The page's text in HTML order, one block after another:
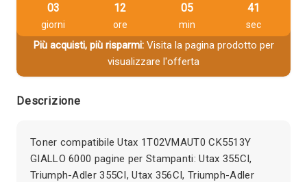
03
giorni
12
ore
05
min
41
sec
Più acquisti, più risparmi:Visita la pagina prodotto per
visualizzare l'offerta
Descrizione
Toner compatibile Utax 1T02VMAUT0 CK5513Y
GIALLO 6000 pagine per Stampanti: Utax 355CI,
Triumph-Adler 355CI, Utax 356CI, Triumph-Adler